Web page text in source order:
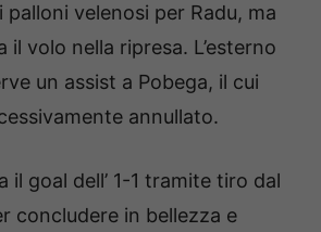
velenosi per Radu, ma
il volo nella ripresa. L’esterno
un assist a Pobega, il cui
annullato.
il goal dell’ 1-1 tramite tiro dal
concludere in bellezza e